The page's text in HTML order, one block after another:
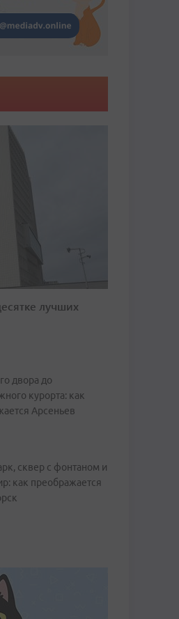
лучших
двора до
курорта: как
Арсеньев
сквер с фонтаном и
как преображается